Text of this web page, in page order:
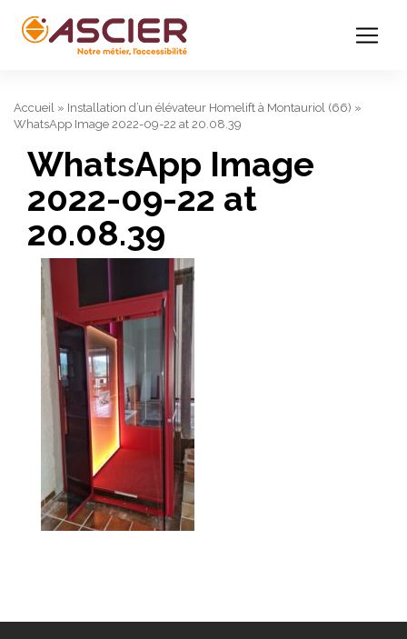
Accueil » Installation d’un élévateur Homelift à Montauriol (66) »
WhatsApp Image 2022-09-22 at 20.08.39
WhatsApp Image
2022-09-22 at
20.08.39